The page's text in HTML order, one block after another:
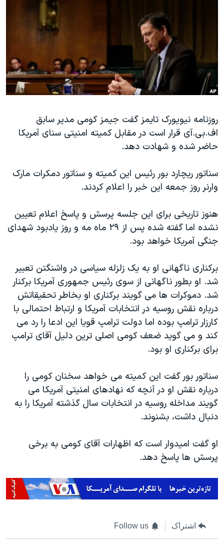
حقوق شهروندی
اقتصادی
علم و فناوری
اسرائیل در جنگ
آرشیو پخش زنده
انتخابات ریاست جمهوری آمریکا ۲۰۲۴
حمله جمهوری اسلامی به اسرائیل
رمز مهسا
ورزش زنان در ایران
مجموعه مستندهای دادخواهی
تریبونال مردمی آبان ۹۸
دادگاه حمید نوری
چهل سال گروگان‌گیری
قانون شفافیت دارائی کادر رهبری ایران
اسرائیل در جنگ
نرگس محمدی برنده جایزه نوبل صلح
همایش محافظه‌کاران آمریکا «سی‌پک»
صفحه‌های ویژه
سفر پرزیدنت ترامپ به چین
زبانهای مختلف
روزنامه نیویورک تایمز گفت جیمز کومی مدیر سابق
اف.بی.آی قرار است در مقابل کمیته امنیتی سنای آمریکا
حاضر شده و شهادت دهد.
سناتور ریچارد بور رئیس این کمیته و سناتور دمکرات مارک
وارنر روز جمعه این خبر را اعلام کردند.
هنوز تاریخی برای این جلسه پرسش و پاسخ اعلام تعیین
نشده اما گفته شده پس از ۲۹ ماه مه و روز یادبود شهدای
جنگی آمریکا خواهد بود.
برکناری ناگهانی او به یک زلزله سیاسی در واشنگتن تعبیر
شد. او بطور ناگهانی از سوی رئیس جمهوری آمریکا برکنار
شد. دموکرات ها می گویند برکناری او بخاطر تحقیقاتش
درباره نقش روسیه در انتخابات آمریکا و ارتباط احتمالی با
کارزار ترامپ بوده اما دولت ترامپ قویا این ادعا را رد می
کند و می گوید ضعف کومی اصلی ترین دلیل آقای ترامپ
برای برکناری او بود.
سناتور بور گفت این کمیته می خواهد سخنان کومی را
درباره نقش او در آنچه که نهادهای امنیتی آمریکا می
گویند مداخله روسیه در انتخابات سال گذشته آمریکا را به
دنبال داشت، بشنوند.
او گفت امیدوار است که اظهارات آقای کومی به برخی
پرسش ها پاسخ دهد.
اشتراک Follow us